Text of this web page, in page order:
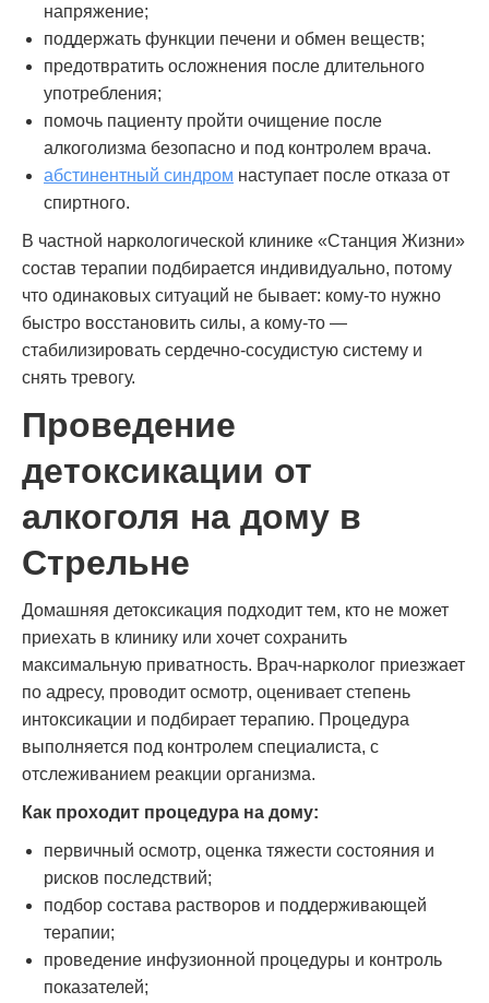
напряжение;
поддержать функции печени и обмен веществ;
предотвратить осложнения после длительного
употребления;
помочь пациенту пройти очищение после
алкоголизма безопасно и под контролем врача.
абстинентный синдром наступает после отказа от
спиртного.
В частной наркологической клинике «Станция Жизни»
состав терапии подбирается индивидуально, потому
что одинаковых ситуаций не бывает: кому-то нужно
быстро восстановить силы, а кому-то —
стабилизировать сердечно-сосудистую систему и
снять тревогу.
Проведение
детоксикации от
алкоголя на дому в
Стрельне
Домашняя детоксикация подходит тем, кто не может
приехать в клинику или хочет сохранить
максимальную приватность. Врач-нарколог приезжает
по адресу, проводит осмотр, оценивает степень
интоксикации и подбирает терапию. Процедура
выполняется под контролем специалиста, с
отслеживанием реакции организма.
Как проходит процедура на дому:
первичный осмотр, оценка тяжести состояния и
рисков последствий;
подбор состава растворов и поддерживающей
терапии;
проведение инфузионной процедуры и контроль
показателей;